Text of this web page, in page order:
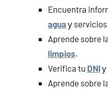
Encuentra
aguaу
Aprende sobre
limpios.
Verifica tu DNIу
Aprende sobre